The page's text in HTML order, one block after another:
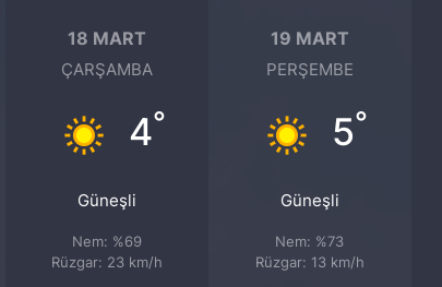
18 MART
ÇARŞAMBA
4°
Güneşli
Nem: %69
Rüzgar: 23 km/h
19 MART
PERŞEMBE
5°
Güneşli
Nem: %73
Rüzgar: 13 km/h